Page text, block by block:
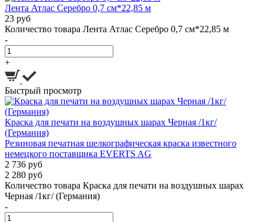
Лента Атлас Серебро 0,7 см*22,85 м
23 руб
Количество товара Лента Атлас Серебро 0,7 см*22,85 м
-
+
Быстрый просмотр
Краска для печати на воздушных шарах Черная /1кг/
(Германия)
Резиновая печатная шелкографическая краска известного
немецкого поставщика EVERTS AG
2 736 руб
2 280 руб
Количество товара Краска для печати на воздушных шарах
Черная /1кг/ (Германия)
-